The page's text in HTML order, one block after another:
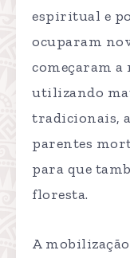
espiritual e
ocuparam
começaram
utilizando
tradicionais,
parentes
para que
floresta.
A